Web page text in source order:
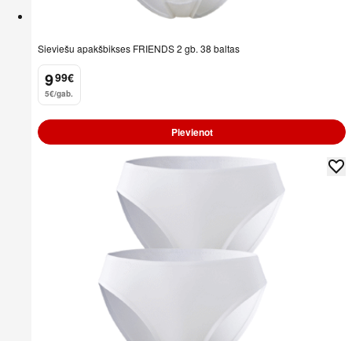
Sieviešu apakšbikses FRIENDS 2 gb. 38 baltas
9
. 99€
5€/gab.
Pievienot